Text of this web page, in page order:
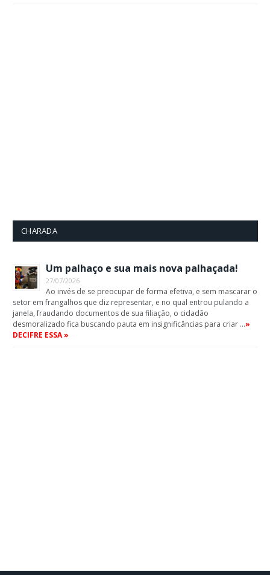
CHARADA
Um palhaço e sua mais nova palhaçada!
27/07/2026
Ao invés de se preocupar de forma efetiva, e sem mascarar o
setor em frangalhos que diz representar, e no qual entrou pulando a
janela, fraudando documentos de sua filiação, o cidadão
desmoralizado fica buscando pauta em insignificâncias para criar …»
DECIFRE ESSA »